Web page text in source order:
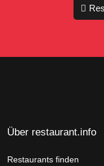
Über restaurant.info
Restaurants finden